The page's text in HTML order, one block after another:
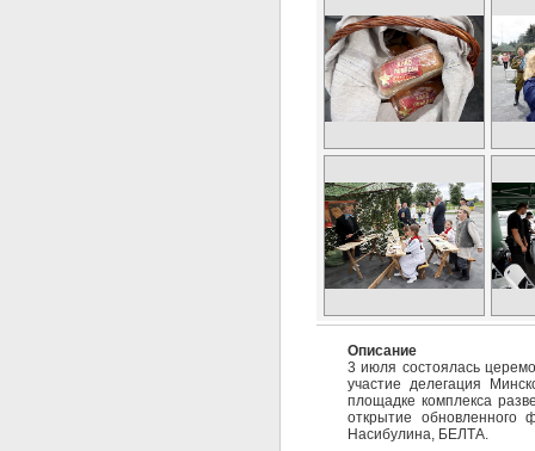
Описание
3 июля состоялась
участие делегация
площадке комплекса
открытие
Насибулина, БЕЛТА.